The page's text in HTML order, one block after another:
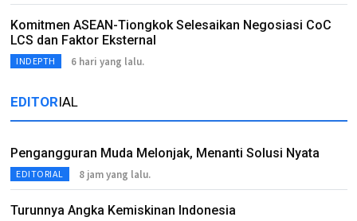
Komitmen ASEAN-Tiongkok Selesaikan Negosiasi CoC
LCS dan Faktor Eksternal
INDEPTH 6 hari yang lalu.
EDITORIAL
Pengangguran Muda Melonjak, Menanti Solusi Nyata
EDITORIAL 8 jam yang lalu.
Turunnya Angka Kemiskinan Indonesia